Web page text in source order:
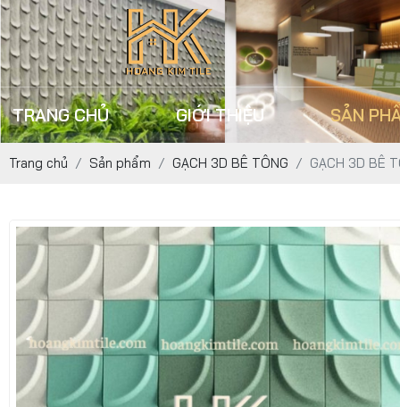
TRANG CHỦ GIỚI THIỆU SẢN
Trang chủ Sản phẩm GẠCH 3D BÊ TÔNG GẠCH 3D BÊ